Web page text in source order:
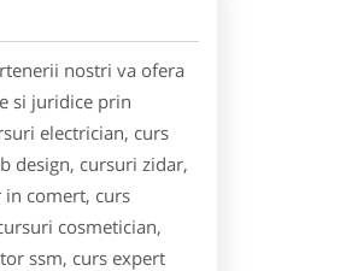
nostri va ofera
si juridice prin
electrician, curs
design, cursuri zidar,
comert, curs
cosmetician,
ssm, curs expert